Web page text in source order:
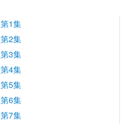
第1集
第2集
第3集
第4集
第5集
第6集
第7集